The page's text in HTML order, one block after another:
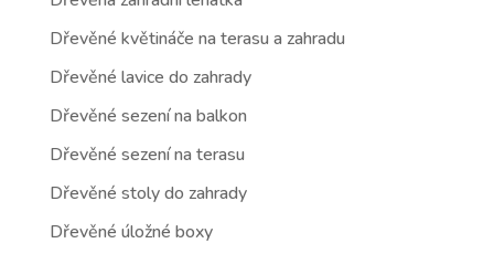
Dřevěné květináče na terasu a zahradu
Dřevěné lavice do zahrady
Dřevěné sezení na balkon
Dřevěné sezení na terasu
Dřevěné stoly do zahrady
Dřevěné úložné boxy